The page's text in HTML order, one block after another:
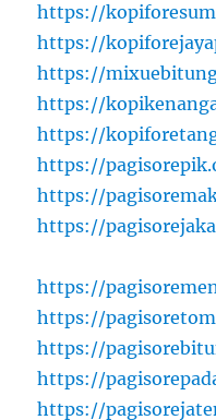
https://
https://
https://
https://
https://
https://
https://
https://
https://
https://
https://
https://
https://